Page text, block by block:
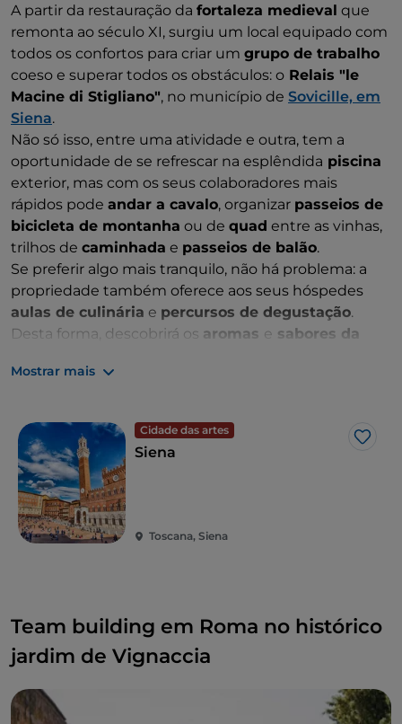
A partir da restauração da fortaleza medieval que
remonta ao século XI, surgiu um local equipado com
todos os confortos para criar um grupo de trabalho
coeso e superar todos os obstáculos: o Relais "le
Macine di Stigliano", no município de Sovicille, em
Siena.
Não só isso, entre uma atividade e outra, tem a
oportunidade de se refrescar na esplêndida piscina
exterior, mas com os seus colaboradores mais
rápidos pode andar a cavalo, organizar passeios de
bicicleta de montanha ou de quad entre as vinhas,
trilhos de caminhada e passeios de balão.
Se preferir algo mais tranquilo, não há problema: a
propriedade também oferece aos seus hóspedes
aulas de culinária e percursos de degustação.
Desta forma, descobrirá os aromas e sabores da
Mostrar mais
Cidade das artes
Siena
Toscana, Siena
Team building em Roma no histórico
jardim de Vignaccia